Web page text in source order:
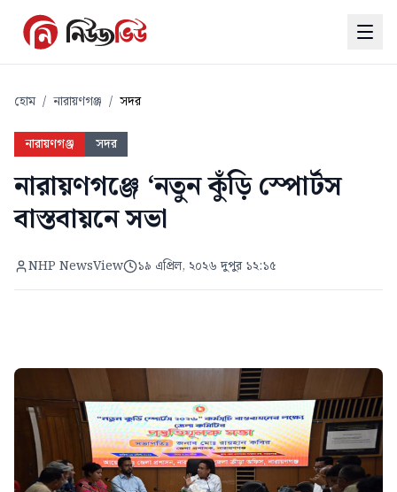
হোম / নারায়ণগঞ্জ / সদর
নারায়ণগঞ্জ সদর
নারায়ণগঞ্জে ‘নতুন কুঁড়ি স্পোর্টস
বাস্তবায়নে সভা
NHP NewsView ১৯ এপ্রিল, ২০২৬ দুপুর ১২:১৫